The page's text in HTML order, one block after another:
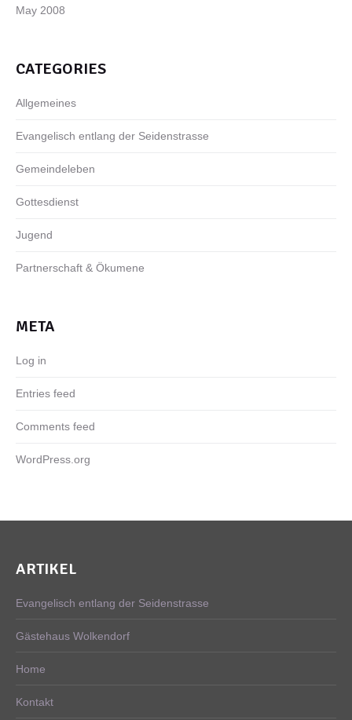
May 2008
CATEGORIES
Allgemeines
Evangelisch entlang der Seidenstrasse
Gemeindeleben
Gottesdienst
Jugend
Partnerschaft & Ökumene
META
Log in
Entries feed
Comments feed
WordPress.org
ARTIKEL
Evangelisch entlang der Seidenstrasse
Gästehaus Wolkendorf
Home
Kontakt